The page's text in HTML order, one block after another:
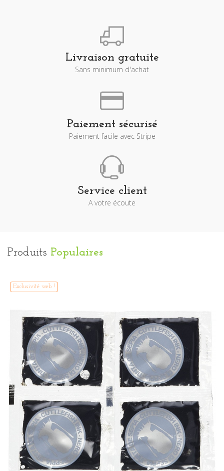
Livraison gratuite
Sans minimum d'achat
Paiement sécurisé
Paiement facile avec Stripe
Service client
A votre écoute
Produits Populaires
Exclusivité web !